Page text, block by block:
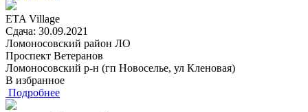
ETA Village
Сдача: 30.09.2021
Ломоносовский район ЛО
Проспект Ветеранов
Ломоносовский р-н (гп Новоселье, ул Кленовая)
В избранное
Подробнее